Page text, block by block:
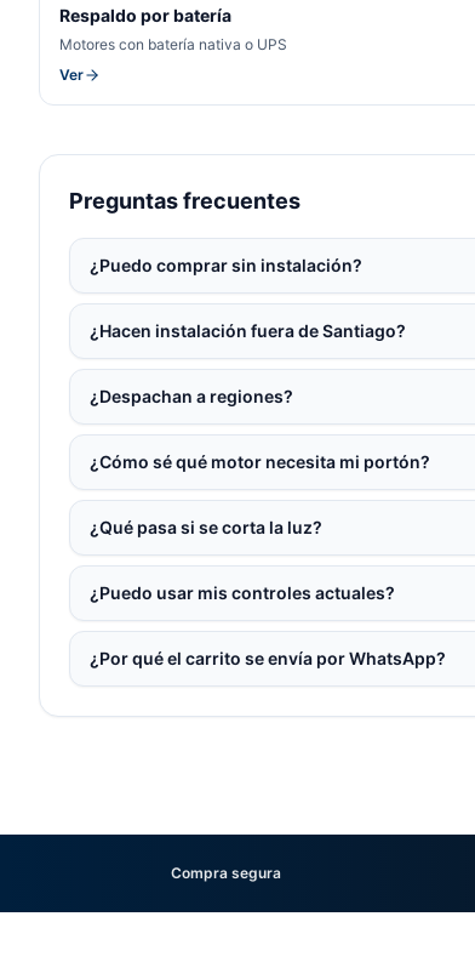
Respaldo por batería
Motores con batería nativa o UPS
Ver
Preguntas frecuentes
¿Puedo comprar sin instalación?
¿Hacen instalación fuera de Santiago?
¿Despachan a regiones?
¿Cómo sé qué motor necesita mi portón?
¿Qué pasa si se corta la luz?
¿Puedo usar mis controles actuales?
¿Por qué el carrito se envía por WhatsApp?
Compra segura